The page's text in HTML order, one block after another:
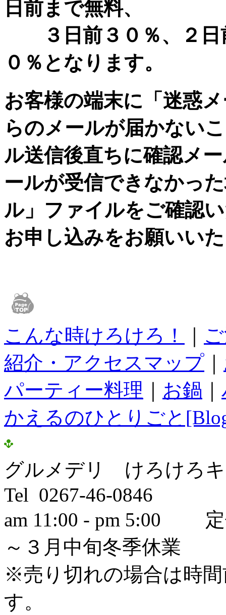
日前まで無料、
３日前３０％、２日
０％となります。
お客様の端末に 「迷惑
らのメールが届かない
ル送信後直ちに確認メ
ールが受信できなかっ
ル」 ファイルをご確認
お申し込みをお願いい
こんな時けろけろ！
紹介・アクセスマップ
パーティー料理
お鍋
かえるのひとりごと
グルメデリ けろけろ
Tel 0267-46-0846
am 11:00 - pm 5:00
～３月中旬冬季休業
※売り切れの場合は時
す。